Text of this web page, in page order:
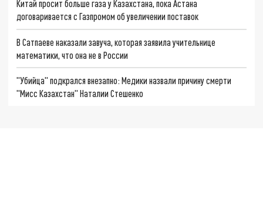
Китай просит больше газа у Казахстана, пока Астана
договаривается с Газпромом об увеличении поставок
В Сатпаеве наказали завуча, которая заявила учительнице
математики, что она не в России
"Убийца" подкрался внезапно: Медики назвали причину смерти
"Мисс Казахстан" Наталии Стешенко